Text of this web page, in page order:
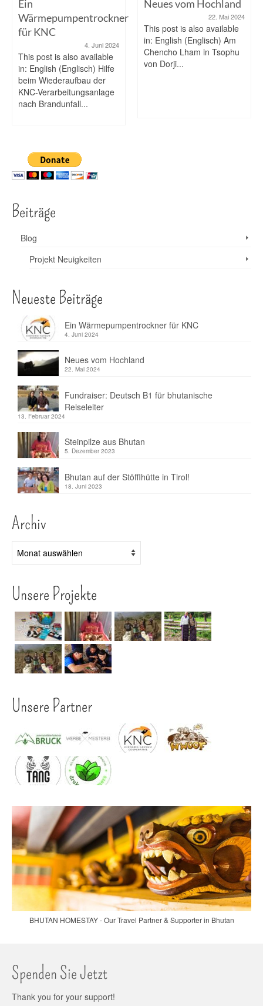
Ein
Wärmepumpentrockner
für KNC
4. Juni 2024
This post is also available
in: English (Englisch) Hilfe
beim Wiederaufbau der
KNC-Verarbeitungsanlage
nach Brandunfall...
Neues vom Hochland
22. Mai 2024
This post is also available
in: English (Englisch) Am
Chencho Lham in Tsophu
von Dorji...
Beiträge
Blog
Projekt Neuigkeiten
Neueste Beiträge
Ein Wärmepumpentrockner für KNC
4. Juni 2024
Neues vom Hochland
22. Mai 2024
Fundraiser: Deutsch B1 für bhutanische
Reiseleiter
13. Februar 2024
Steinpilze aus Bhutan
5. Dezember 2023
Bhutan auf der Stöfflhütte in Tirol!
18. Juni 2023
Archiv
Unsere Projekte
Unsere Partner
BHUTAN HOMESTAY - Our Travel Partner & Supporter in Bhutan
Spenden Sie Jetzt
Thank you for your support!